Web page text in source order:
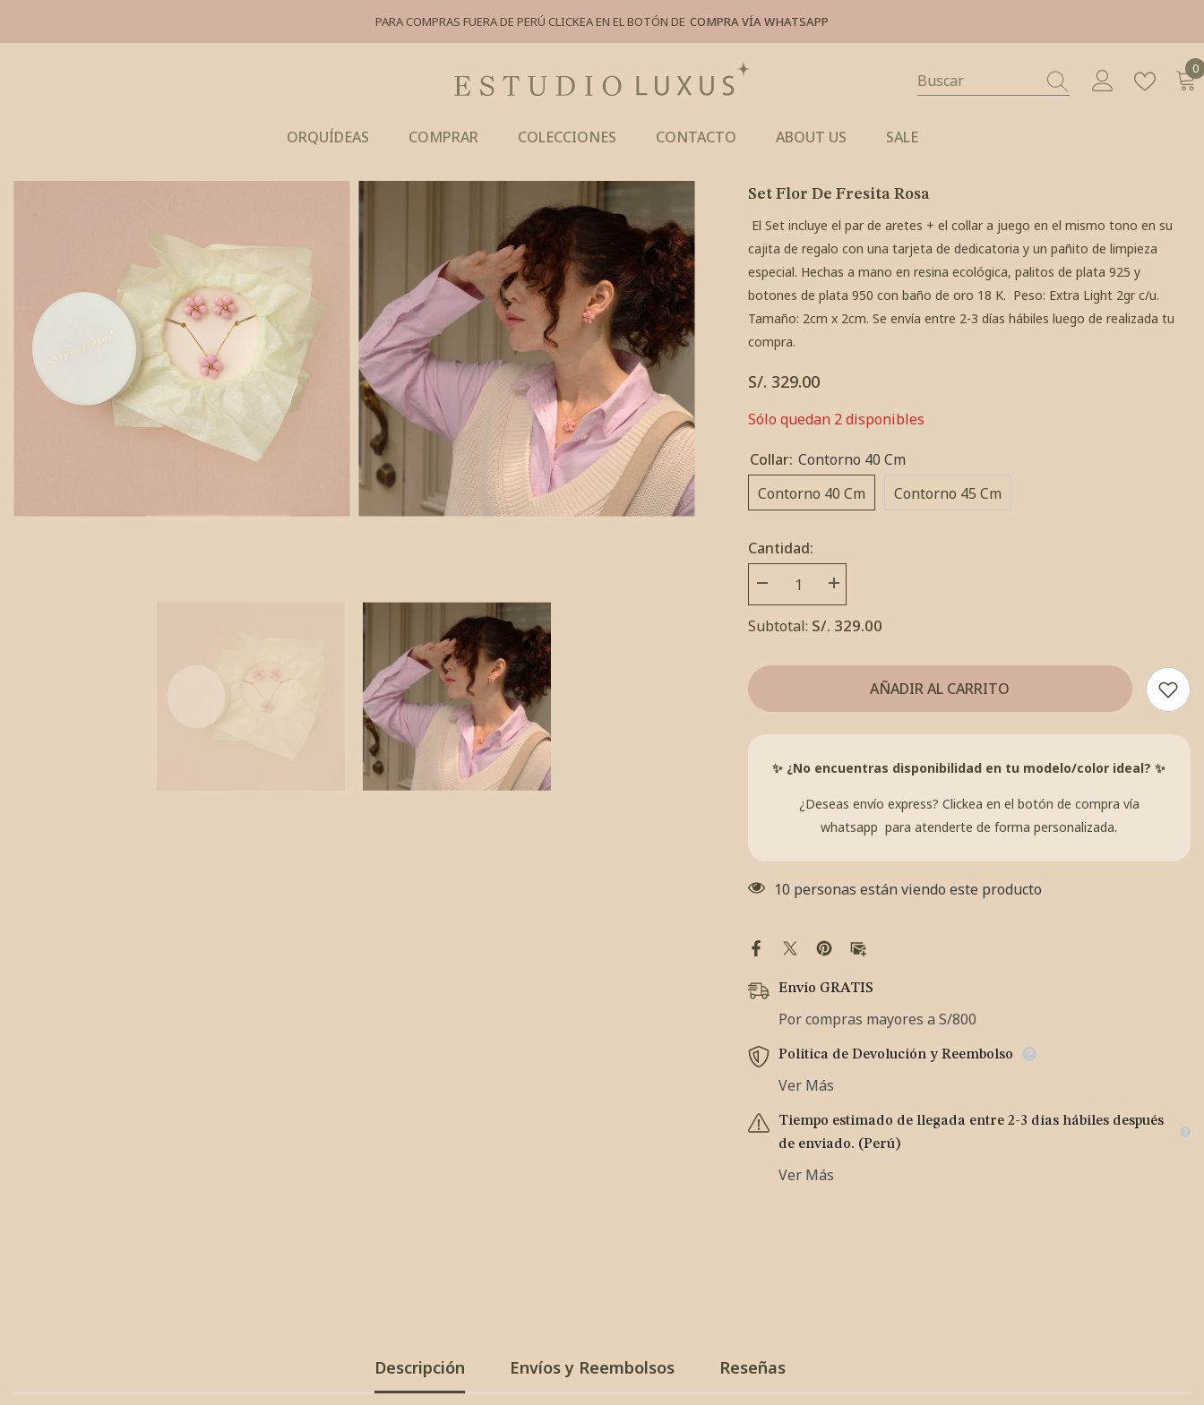
PARA COMPRAS FUERA DE PERÚ CLICKEA EN EL BOTÓN DE COMPRA VÍA WHATSAPP
0
0
ORQUÍDEAS COMPRAR COLECCIONES CONTACTO ABOUT US SALE
Set Flor De Fresita Rosa
El Set incluye el par de aretes + el collar a juego en el mismo tono en su
cajita de regalo con una tarjeta de dedicatoria y un pañito de limpieza
especial. Hechas a mano en resina ecológica, palitos de plata 925 y
botones de plata 950 con baño de oro 18 K. Peso: Extra Light 2gr c/u.
Tamaño: 2cm x 2cm. Se envía entre 2-3 días hábiles luego de realizada tu
compra.
S/. 329.00
Sólo quedan 2 disponibles
Collar: Contorno 40 Cm
Contorno 40 Cm
Contorno 45 Cm
Cantidad:
Disminuir
cantidad
Set
Fresita
Incrementar
cantidad
Set
Fresita
Subtotal: S/. 329.00
AÑADIR AL CARRITO
✨ ¿No encuentras disponibilidad en tu modelo/color ideal? ✨
¿Deseas envío express? Clickea en el botón de compra vía
whatsapp para atenderte de forma personalizada.
10 personas están viendo este producto
Envío GRATIS
Por compras mayores a S/800
Política de Devolución y Reembolso
Ver Más
Tiempo estimado de llegada entre 2-3 días hábiles después
de enviado. (Perú)
Ver Más
Descripción Envíos y Reembolsos Reseñas